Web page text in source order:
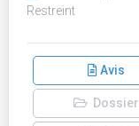
Restreint
Avis
Dossier